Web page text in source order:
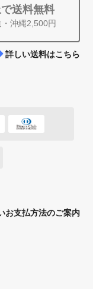
送料無料
沖縄2,500円
詳しい送料はこちら
お支払方法のご案内